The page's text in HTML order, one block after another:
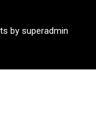
by superadmin